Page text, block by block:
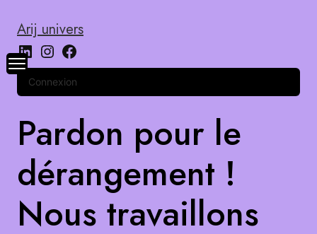
Arij univers
Connexion
Pardon pour le
dérangement !
Nous travaillons